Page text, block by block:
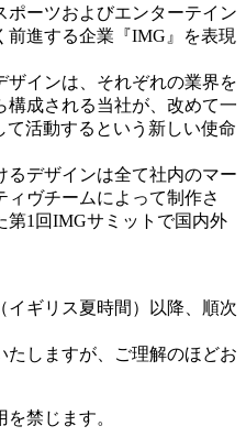
ーツおよびエンターテイン
前進する企業『IMG』を表現
インは、それぞれの業界を
構成される当社が、改めて一
活動するという新しい使命
デザインは全て社内のマー
ヴチームによって制作さ
第1回IMGサミットで国内外
イギリス夏時間）以降、順次
たしますが、ご理解のほどお
禁じます。